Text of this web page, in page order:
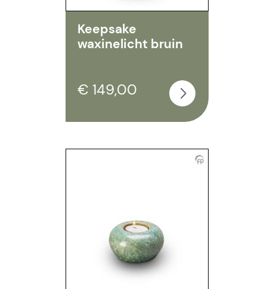
Keepsake
waxinelicht bruin
€ 149,00